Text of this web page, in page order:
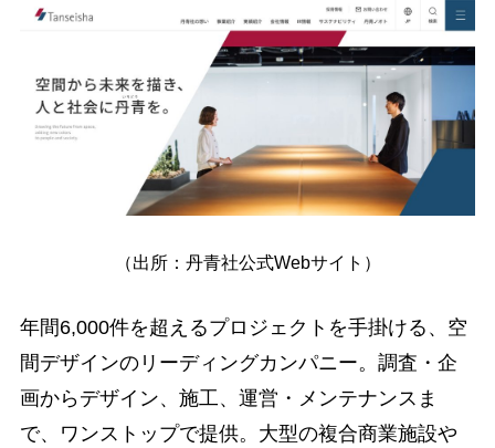
（出所：丹青社公式Webサイト）
年間6,000件を超えるプロジェクトを手掛ける、空
間デザインのリーディングカンパニー。調査・企
画からデザイン、施工、運営・メンテナンスま
で、ワンストップで提供。大型の複合商業施設や